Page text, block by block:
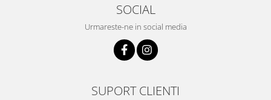
SOCIAL
Urmareste-ne in social media
SUPORT CLIENTI